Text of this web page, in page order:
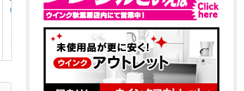
ATH-SQ1TW2NC-CA
￥9,801
どんな瞬間も、私らしく彩
る。気分を上げる...
ATH-SQ1TW2NC-BK
￥9,801
どんな瞬間も、私らしく彩
る。気分を上げる...